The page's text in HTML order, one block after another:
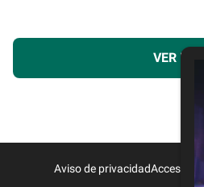
VER MÁS
Aviso de privacidadAcceso a